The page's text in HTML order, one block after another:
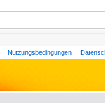
Nutzungsbedingungen